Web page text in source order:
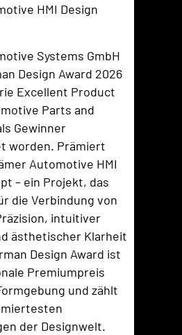
HMI Design
Systems GmbH
Design Award 2026
Excellent Product
Parts and
Gewinner
worden. Prämiert
Automotive HMI
– ein Projekt, das
die Verbindung von
intuitiver
ästhetischer Klarheit
Design Award ist
Premiumpreis
und zählt
der Designwelt.